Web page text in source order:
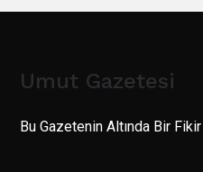
Umut Gazetesi
Bu Gazetenin Altında Bir